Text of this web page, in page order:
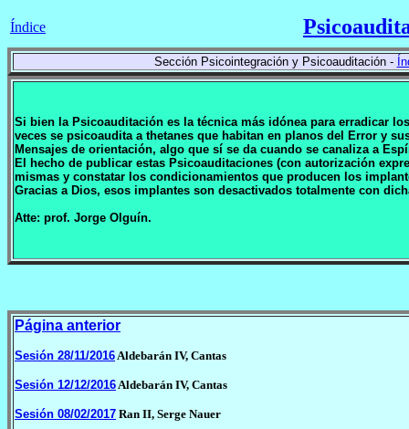
Índice
Sección Psicointegración y Psicoauditación -
Si bien la Psicoauditación es la técnica más idónea para erradicar
veces se psicoaudita a thetanes que habitan en planos del Error y
Mensajes de orientación, algo que sí se da cuando se canaliza a
El hecho de publicar estas Psicoauditaciones (con autorización
mismas y constatar los condicionamientos que producen los
Gracias a Dios, esos implantes son desactivados totalmente con
Atte: prof. Jorge Olguín.
Página anterior
Sesión 28/11/2016Aldebarán IV, Cantas
Sesión 12/12/2016Aldebarán IV, Cantas
Sesión 08/02/2017 Ran II, Serge Nauer